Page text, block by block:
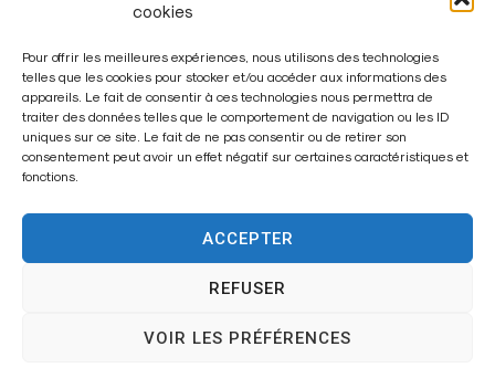
cookies
Pour offrir les meilleures expériences, nous utilisons des technologies
telles que les cookies pour stocker et/ou accéder aux informations des
appareils. Le fait de consentir à ces technologies nous permettra de
traiter des données telles que le comportement de navigation ou les ID
uniques sur ce site. Le fait de ne pas consentir ou de retirer son
consentement peut avoir un effet négatif sur certaines caractéristiques et
fonctions.
ACCEPTER
REFUSER
VOIR LES PRÉFÉRENCES
Mairie de
Fontenay-Trésigny
Mairie,
26 Av. du Général de Gaulle